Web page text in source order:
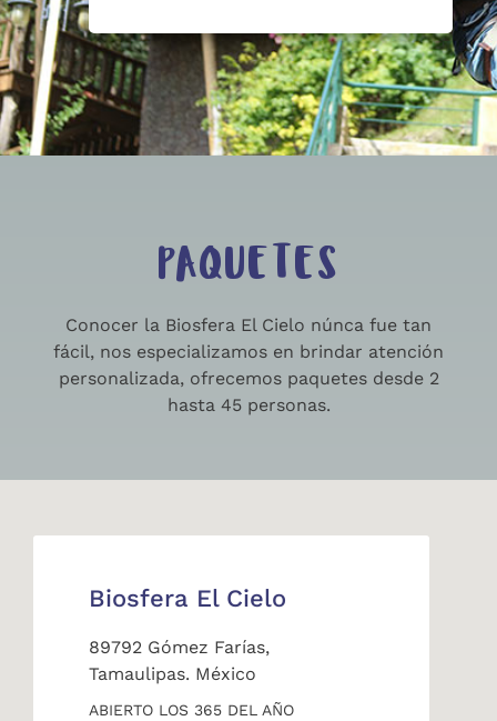
PAQUETES
Conocer la Biosfera El Cielo núnca fue tan
fácil, nos especializamos en brindar atención
personalizada, ofrecemos paquetes desde 2
hasta 45 personas.
Biosfera El Cielo
89792 Gómez Farías,
Tamaulipas. México
ABIERTO LOS 365 DEL AÑO